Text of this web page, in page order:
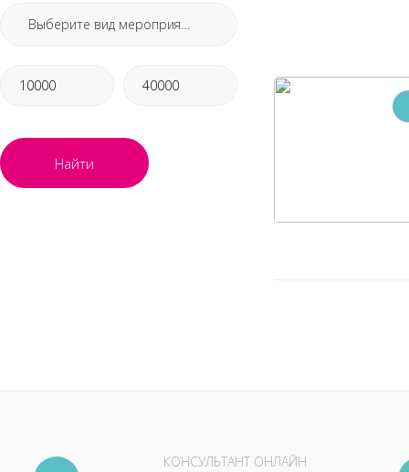
Выберите вид мероприятия
Найти
КОНСУЛЬТАНТ ОНЛАЙН